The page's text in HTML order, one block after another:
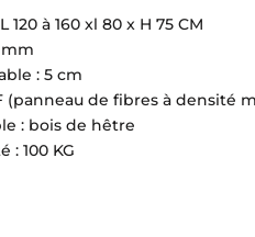
à 160 xl 80 x H 75 CM
mm
: 5 cm
(panneau de fibres à densité
: bois de hêtre
: 100 KG